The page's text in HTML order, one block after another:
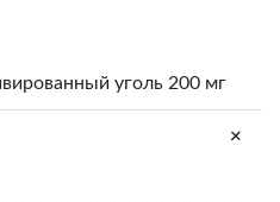
уголь 200 мг
+